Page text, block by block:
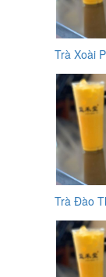
Trà Xoài
Trà Đào